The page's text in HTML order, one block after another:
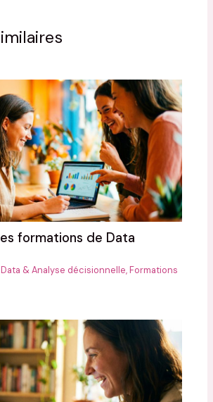
formations de Data
Data & Analyse décisionnelle,Formations